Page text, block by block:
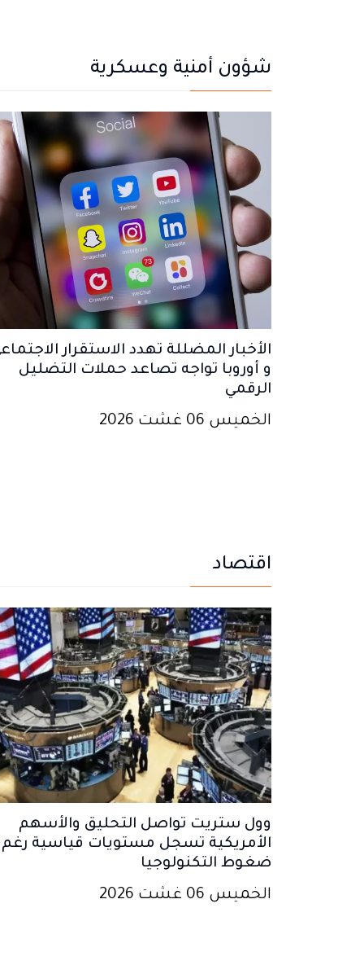
شؤون أمنية وعسكرية
الأخبار المضللة تهدد الاستقرار
و أوروبا تواجه تصاعد حملات التضليل
الرقمي
الخميس 06 غشت 2026
اقتصاد
وول ستريت تواصل التحليق والأسهم
الأمريكية تسجل مستويات قياسية رغم
ضغوط التكنولوجيا
الخميس 06 غشت 2026